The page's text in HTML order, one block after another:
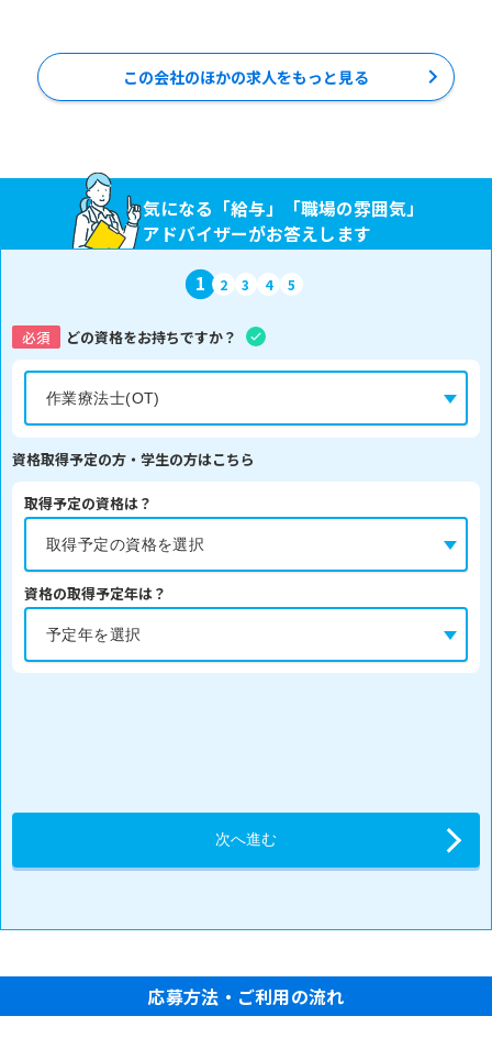
この会社のほかの求人をもっと見る
気になる「給与」「職場の雰囲気」
アドバイザーがお答えします
1 2 3 4 5
必須 どの資格をお持ちですか？
資格取得予定の方・学生の方はこちら
取得予定の資格は？
資格の取得予定年は？
応募方法・ご利用の流れ